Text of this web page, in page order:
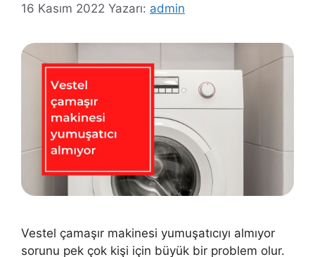
16 Kasım 2022 Yazarı: admin
Vestel çamaşır makinesi yumuşatıcıyı almıyor
sorunu pek çok kişi için büyük bir problem olur.